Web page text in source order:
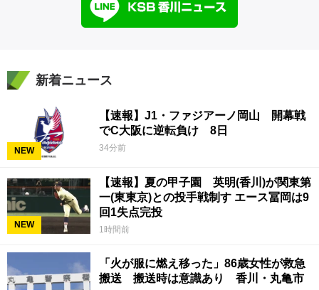
新着ニュース
NEW
【速報】J1・ファジアーノ岡山 開幕戦
でC大阪に逆転負け 8日
34分前
NEW
【速報】夏の甲子園 英明(香川)が関東第
一(東東京)との投手戦制す エース冨岡は9
回1失点完投
1時間前
「火が服に燃え移った」86歳女性が救急
搬送 搬送時は意識あり 香川・丸亀市